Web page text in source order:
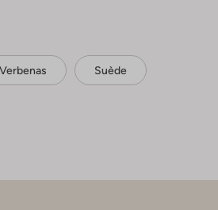
Verbenas Suède